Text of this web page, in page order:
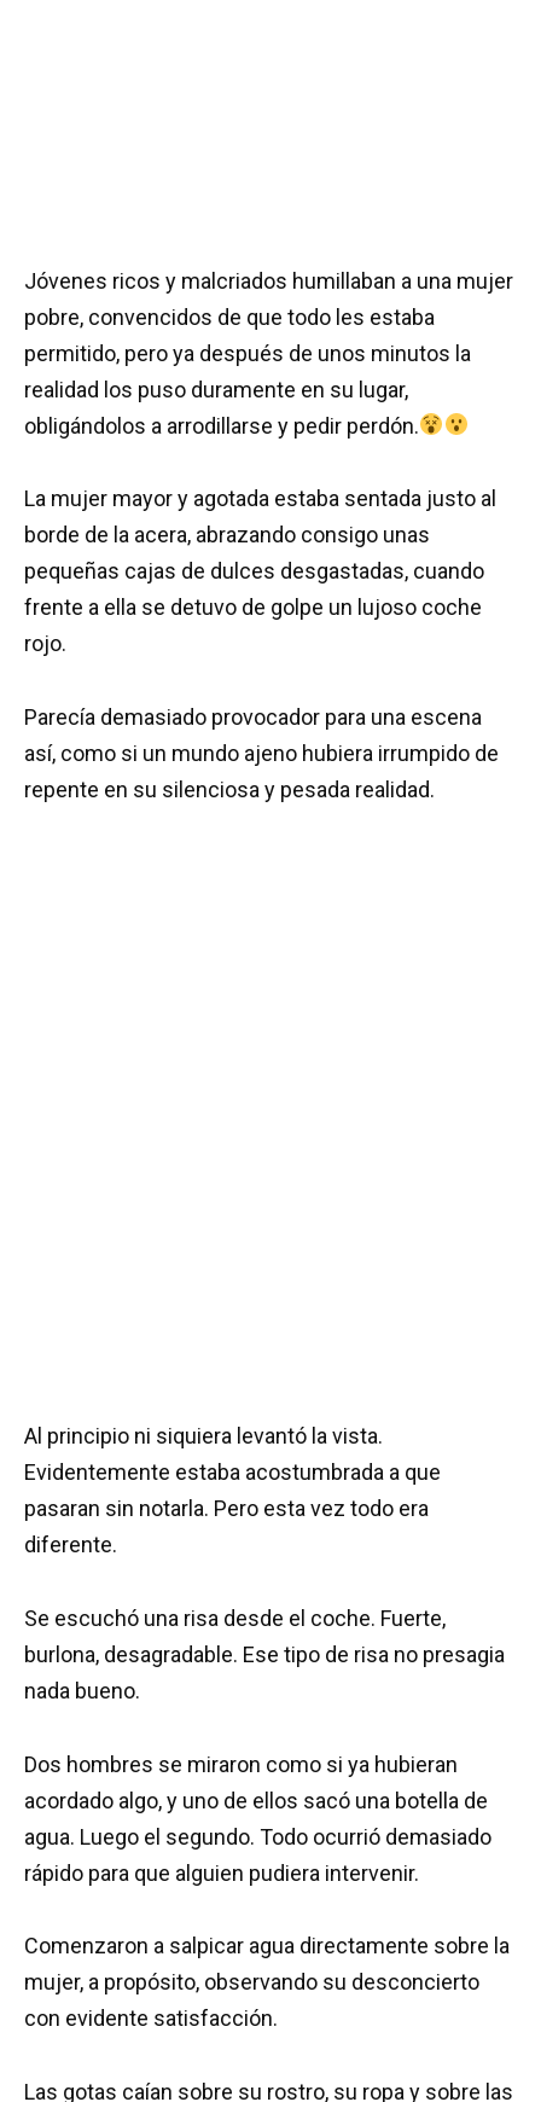
Jóvenes ricos y malcriados humillaban a una mujer
pobre, convencidos de que todo les estaba
permitido, pero ya después de unos minutos la
realidad los puso duramente en su lugar,
obligándolos a arrodillarse y pedir perdón.
La mujer mayor y agotada estaba sentada justo al
borde de la acera, abrazando consigo unas
pequeñas cajas de dulces desgastadas, cuando
frente a ella se detuvo de golpe un lujoso coche
rojo.
Parecía demasiado provocador para una escena
así, como si un mundo ajeno hubiera irrumpido de
repente en su silenciosa y pesada realidad.
Al principio ni siquiera levantó la vista.
Evidentemente estaba acostumbrada a que
pasaran sin notarla. Pero esta vez todo era
diferente.
Se escuchó una risa desde el coche. Fuerte,
burlona, desagradable. Ese tipo de risa no presagia
nada bueno.
Dos hombres se miraron como si ya hubieran
acordado algo, y uno de ellos sacó una botella de
agua. Luego el segundo. Todo ocurrió demasiado
rápido para que alguien pudiera intervenir.
Comenzaron a salpicar agua directamente sobre la
mujer, a propósito, observando su desconcierto
con evidente satisfacción.
Las gotas caían sobre su rostro, su ropa y sobre las